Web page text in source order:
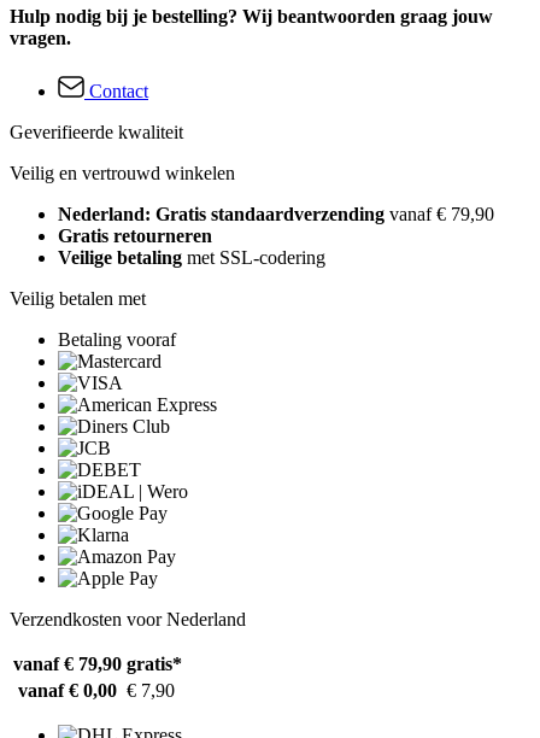
Hulp nodig bij je bestelling? Wij beantwoorden graag jouw
vragen.
Contact
Geverifieerde kwaliteit
Veilig en vertrouwd winkelen
Nederland: Gratis standaardverzending vanaf € 79,90
Gratis retourneren
Veilige betaling met SSL-codering
Veilig betalen met
Betaling vooraf
Verzendkosten voor Nederland
vanaf € 79,90 gratis*
vanaf € 0,00 € 7,90